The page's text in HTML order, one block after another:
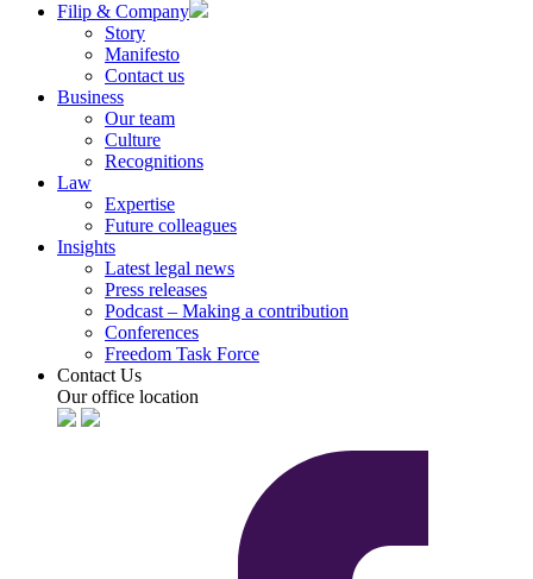
Filip & Company
Story
Manifesto
Contact us
Business
Our team
Culture
Recognitions
Law
Expertise
Future colleagues
Insights
Latest legal news
Press releases
Podcast – Making a contribution
Conferences
Freedom Task Force
Contact Us
Our office location